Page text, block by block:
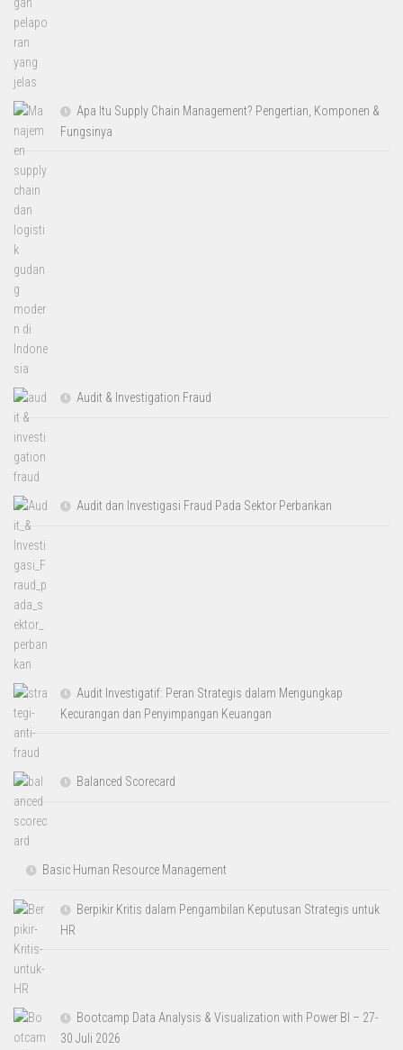
Apa Itu Supply Chain Management? Pengertian, Komponen &
Fungsinya
Audit & Investigation Fraud
Audit dan Investigasi Fraud Pada Sektor Perbankan
Audit Investigatif: Peran Strategis dalam Mengungkap
Kecurangan dan Penyimpangan Keuangan
Balanced Scorecard
Basic Human Resource Management
Berpikir Kritis dalam Pengambilan Keputusan Strategis untuk
HR
Bootcamp Data Analysis & Visualization with Power BI – 27-
30 Juli 2026